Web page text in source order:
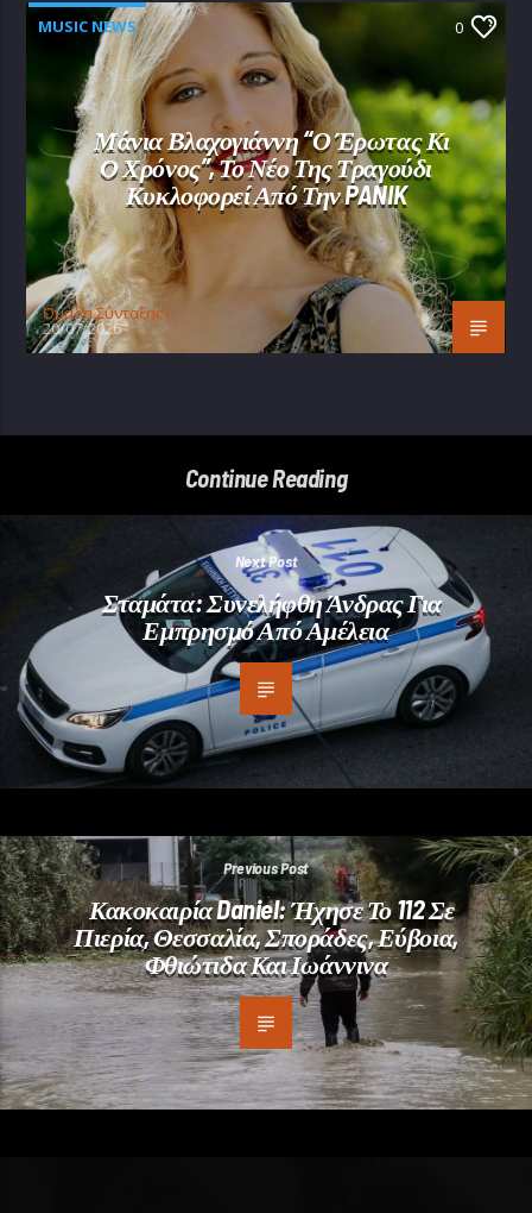
MUSIC NEWS 0
Μάνια Βλαχογιάννη “Ο Έρωτας Κι
Ο Χρόνος”, Το Νέο Της Τραγούδι
Κυκλοφορεί Από Την PANIK
Oμάδα Σύνταξης Ι
20/07/2026
Continue Reading
Next Post
Σταμάτα: Συνελήφθη Άνδρας Για
Εμπρησμό Από Αμέλεια
Previous Post
Κακοκαιρία Daniel: Ήχησε Το 112 Σε
Πιερία, Θεσσαλία, Σποράδες, Εύβοια,
Φθιώτιδα Και Ιωάννινα